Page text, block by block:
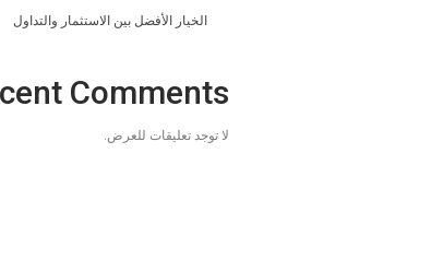
الخيار الأفضل بين الاستثمار والتداول
Comments
لا توجد تعليقات للعرض.